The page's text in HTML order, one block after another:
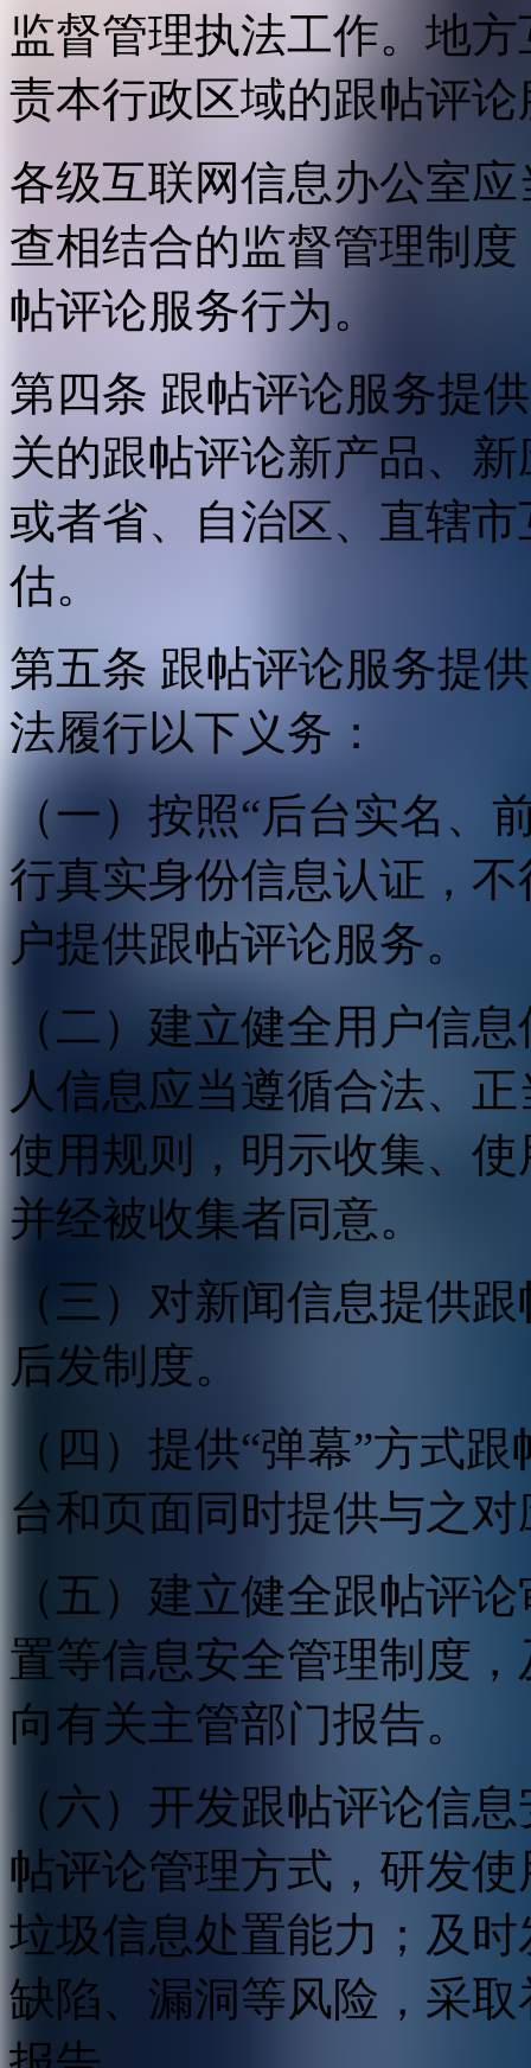
监督管理执法工作。地
责本行政区域的跟帖评
各级互联网信息办公室
查相结合的监督管理制
帖评论服务行为。
第四条 跟帖评论服务提
关的跟帖评论新产品、
或者省、自治区、直辖
估。
第五条 跟帖评论服务提
法履行以下义务：
（一）按照“后台实名、
行真实身份信息认证，
户提供跟帖评论服务。
（二）建立健全用户信
人信息应当遵循合法、
使用规则，明示收集、
并经被收集者同意。
（三）对新闻信息提供
后发制度。
（四）提供“弹幕”方式
台和页面同时提供与之
（五）建立健全跟帖评
置等信息安全管理制度
向有关主管部门报告。
（六）开发跟帖评论信
帖评论管理方式，研发
垃圾信息处置能力；及
缺陷、漏洞等风险，采